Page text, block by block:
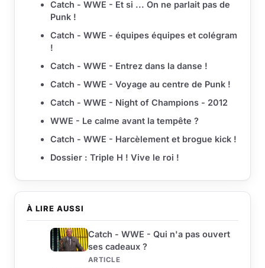
À LIRE AUSSI
Catch - WWE - Qui n'a pas ouvert
ses cadeaux ?
ARTICLE
Catch - WWE - Et si ... On ne parlait pas de
Punk !
Catch - WWE - équipes équipes et colégram
!
Catch - WWE - Entrez dans la danse !
Catch - WWE - Voyage au centre de Punk !
Catch - WWE - Night of Champions - 2012
WWE - Le calme avant la tempête ?
Catch - WWE - Harcèlement et brogue kick !
Dossier : Triple H ! Vive le roi !